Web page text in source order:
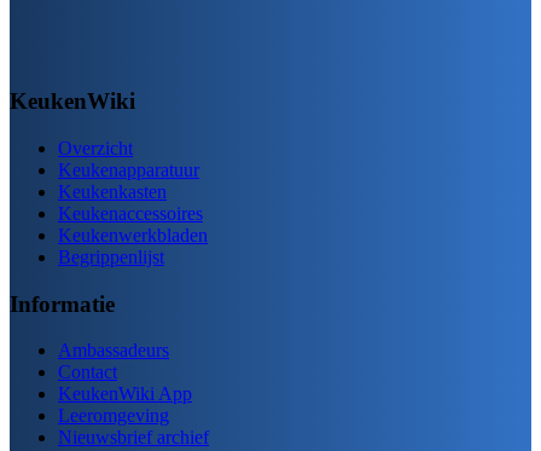
KeukenWiki
Overzicht
Keukenapparatuur
Keukenkasten
Keukenaccessoires
Keukenwerkbladen
Begrippenlijst
Informatie
Ambassadeurs
Contact
KeukenWiki App
Leeromgeving
Nieuwsbrief archief